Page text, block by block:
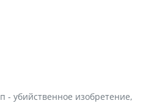
убийственное изобретение,